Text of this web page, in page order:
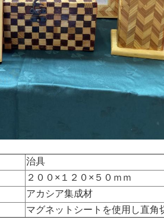
治具
２００×１２０×５０ｍｍ
アカシア集成材
マグネットシートを使用し直角